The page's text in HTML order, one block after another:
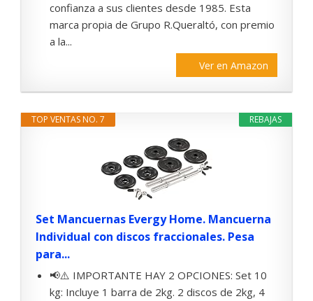
confianza a sus clientes desde 1985. Esta
marca propia de Grupo R.Queraltó, con premio
a la...
Ver en Amazon
REBAJAS
TOP VENTAS NO. 7
Set Mancuernas Evergy Home. Mancuerna
Individual con discos fraccionales. Pesa
para...
📢⚠️ IMPORTANTE HAY 2 OPCIONES: Set 10
kg: Incluye 1 barra de 2kg. 2 discos de 2kg, 4